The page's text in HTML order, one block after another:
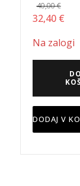
40,00€
Izvirna
je
bila:
40,00 €.
32,40 €
je:
Na zalogi
DODAJ V